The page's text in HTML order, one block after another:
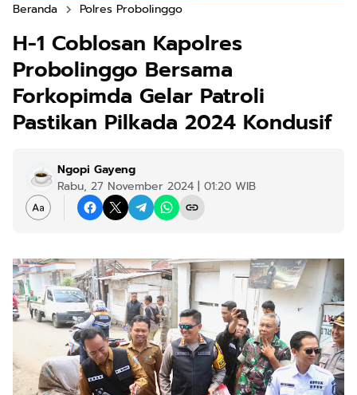
Beranda Polres Probolinggo
H-1 Coblosan Kapolres
Probolinggo Bersama
Forkopimda Gelar Patroli
Pastikan Pilkada 2024 Kondusif
Ngopi Gayeng
Rabu, 27 November 2024 | 01:20 WIB